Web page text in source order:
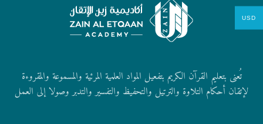
تُعنى بتعليم القرآن الكريم بتفعيل المواد العلمية المرئية والمسموعة والمقروءة
لإتقان أحكام التلاوة والترتيل والتحفيظ والتفسير والتدبر وصولا إلى العمل
USD